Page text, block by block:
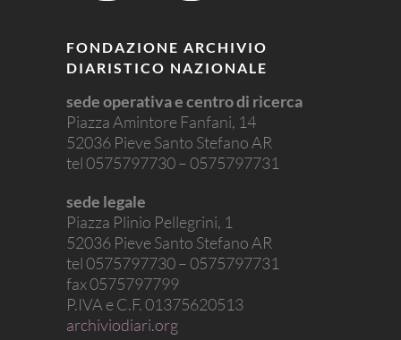
FONDAZIONE ARCHIVIO
DIARISTICO NAZIONALE
sede operativa e centro di ricerca
Piazza Amintore Fanfani, 14
52036 Pieve Santo Stefano AR
tel 0575797730 – 0575797731
sede legale
Piazza Plinio Pellegrini, 1
52036 Pieve Santo Stefano AR
tel 0575797730 – 0575797731
fax 0575797799
P.IVA e C.F. 01375620513
archiviodiari.org